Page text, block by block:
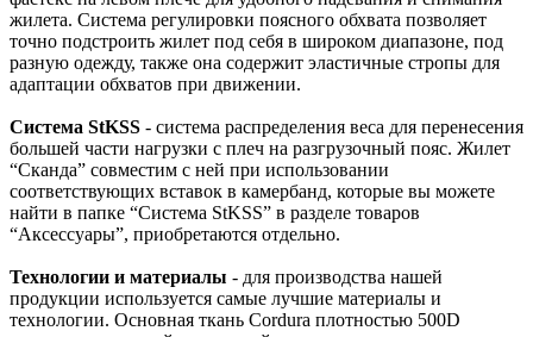
жилета. Система регулировки поясного обхвата позволяет
точно подстроить жилет под себя в широком диапазоне, под
разную одежду, также она содержит эластичные стропы для
адаптации обхватов при движении.
Система StKSS - система распределения веса для перенесения
большей части нагрузки с плеч на разгрузочный пояс. Жилет
“Сканда” совместим с ней при использовании
соответствующих вставок в камербанд, которые вы можете
найти в папке “Система StKSS” в разделе товаров
“Аксессуары”, приобретаются отдельно.
Технологии и материалы - для производства нашей
продукции используется самые лучшие материалы и
технологии. Основная ткань Cordura плотностью 500D